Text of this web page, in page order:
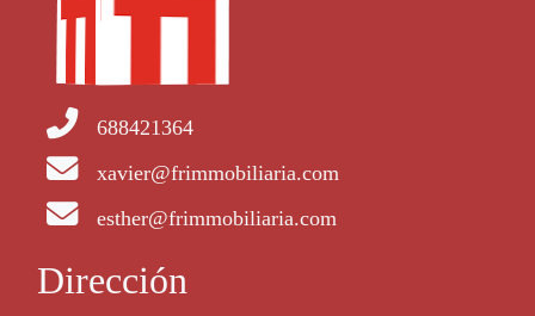
688421364
xavier@frimmobiliaria.com
esther@frimmobiliaria.com
Dirección